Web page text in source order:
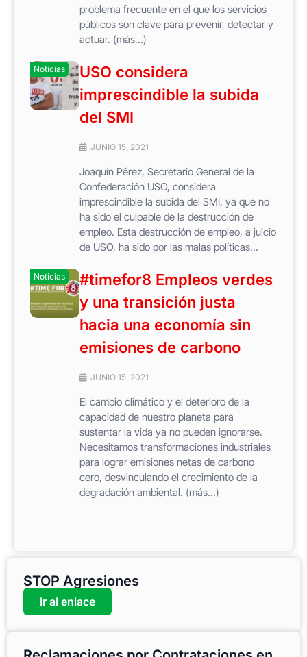
problema frecuente en el que los servicios
públicos son clave para prevenir, detectar y
actuar. (más…)
Noticias
USO considera
imprescindible la subida
del SMI
JUNIO 15, 2021
Joaquín Pérez, Secretario General de la
Confederación USO, considera
imprescindible la subida del SMI, ya que no
ha sido el culpable de la destrucción de
empleo. Esta destrucción de empleo, a juicio
de USO, ha sido por las malas políticas...
Noticias
#timefor8 Empleos verdes
y una transición justa
hacia una economía sin
emisiones de carbono
JUNIO 15, 2021
El cambio climático y el deterioro de la
capacidad de nuestro planeta para
sustentar la vida ya no pueden ignorarse.
Necesitamos transformaciones industriales
para lograr emisiones netas de carbono
cero, desvinculando el crecimiento de la
degradación ambiental. (más…)
STOP Agresiones
Ir al enlace